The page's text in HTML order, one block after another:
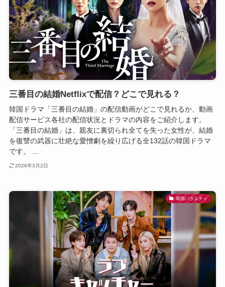
三番目の結婚Netflixで配信？どこで見れる？
韓国ドラマ「三番目の結婚」の配信動画がどこで見れるか、動画
配信サービス各社の配信状況とドラマの内容をご紹介します。
「三番目の結婚」は、親友に裏切られ全てを失った女性が、結婚
を復讐の武器に壮絶な愛憎劇を繰り広げる全132話の韓国ドラマ
です。 ...
2026年3月2日
韓国バラエティ